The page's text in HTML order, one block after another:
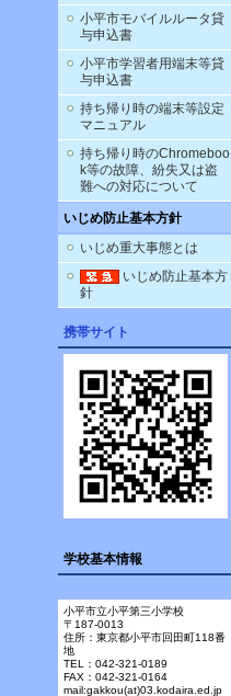
小平市モバイルルータ貸
与申込書
小平市学習者用端末等貸
与申込書
持ち帰り時の端末等設定
マニュアル
持ち帰り時のChromeboo
k等の故障、紛失又は盗
難への対応について
いじめ防止基本方針
いじめ重大事態とは
いじめ防止基本方
針
携帯サイト
学校基本情報
小平市立小平第三小学校
〒187-0013
住所：東京都小平市回田町118番
地
TEL：042-321-0189
FAX：042-321-0164
mail:gakkou(at)03.kodaira.ed.jp